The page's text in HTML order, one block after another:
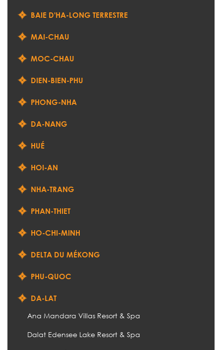
BAIE D'HA-LONG TERRESTRE
MAI-CHAU
MOC-CHAU
DIEN-BIEN-PHU
PHONG-NHA
DA-NANG
HUÉ
HOI-AN
NHA-TRANG
PHAN-THIET
HO-CHI-MINH
DELTA DU MÉKONG
PHU-QUOC
DA-LAT
Ana Mandara Villas Resort & Spa
Dalat Edensee Lake Resort & Spa